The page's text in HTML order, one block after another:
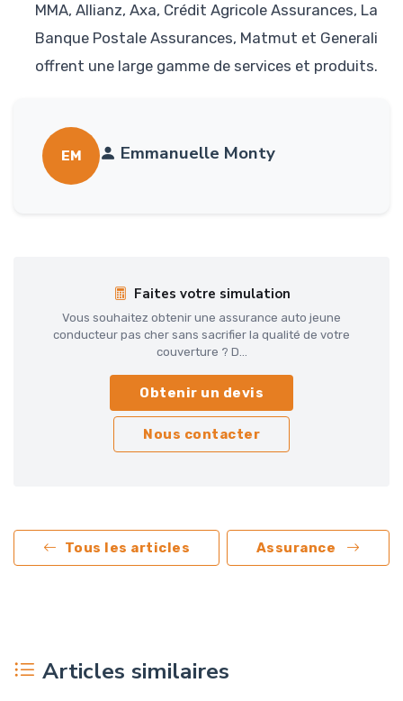
MMA, Allianz, Axa, Crédit Agricole Assurances, La
Banque Postale Assurances, Matmut et Generali
offrent une large gamme de services et produits.
EM Emmanuelle Monty
Faites votre simulation
Vous souhaitez obtenir une assurance auto jeune
conducteur pas cher sans sacrifier la qualité de votre
couverture ? D...
Obtenir un devis
Nous contacter
Tous les articles Assurance
Articles similaires